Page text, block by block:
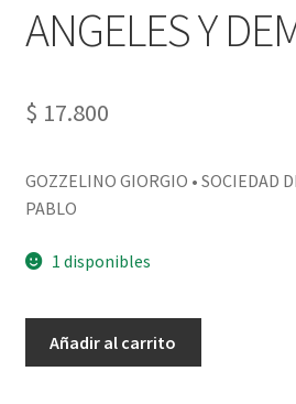
ANGELES Y
$ 17.800
GOZZELINO GIORGIO • SOCIEDAD
PABLO
1 disponibles
Añadir al carrito